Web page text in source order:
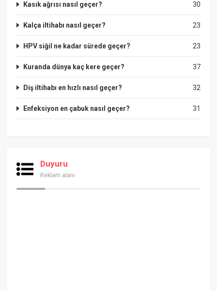
30
Kasık ağrısı nasıl geçer?
23
Kalça iltihabı nasıl geçer?
23
HPV siğil ne kadar sürede geçer?
37
Kuranda dünya kaç kere geçer?
32
Diş iltihabı en hızlı nasıl geçer?
31
Enfeksiyon en çabuk nasıl geçer?
Duyuru
Reklam alanı